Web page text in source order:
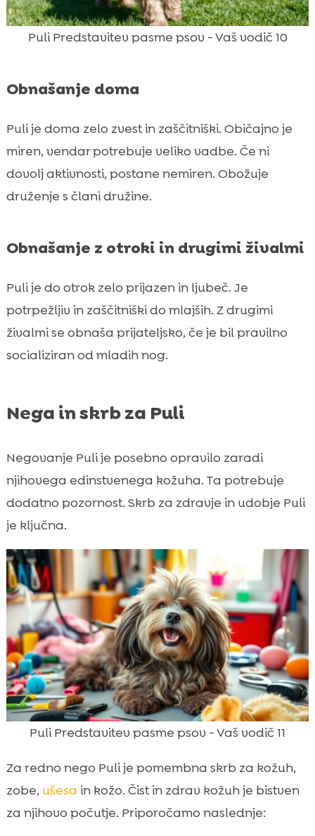
Puli Predstavitev pasme psov - Vaš vodič 10
Obnašanje doma
Puli je doma zelo zvest in zaščitniški. Običajno je
miren, vendar potrebuje veliko vadbe. Če ni
dovolj aktivnosti, postane nemiren. Obožuje
druženje s člani družine.
Obnašanje z otroki in drugimi živalmi
Puli je do otrok zelo prijazen in ljubeč. Je
potrpežljiv in zaščitniški do mlajših. Z drugimi
živalmi se obnaša prijateljsko, če je bil pravilno
socializiran od mladih nog.
Nega in skrb za Puli
Negovanje Puli je posebno opravilo zaradi
njihovega edinstvenega kožuha. Ta potrebuje
dodatno pozornost. Skrb za zdravje in udobje Puli
je ključna.
Puli Predstavitev pasme psov - Vaš vodič 11
Za redno nego Puli je pomembna skrb za kožuh,
zobe, ušesa in kožo. Čist in zdrav kožuh je bistven
za njihovo počutje. Priporočamo naslednje: